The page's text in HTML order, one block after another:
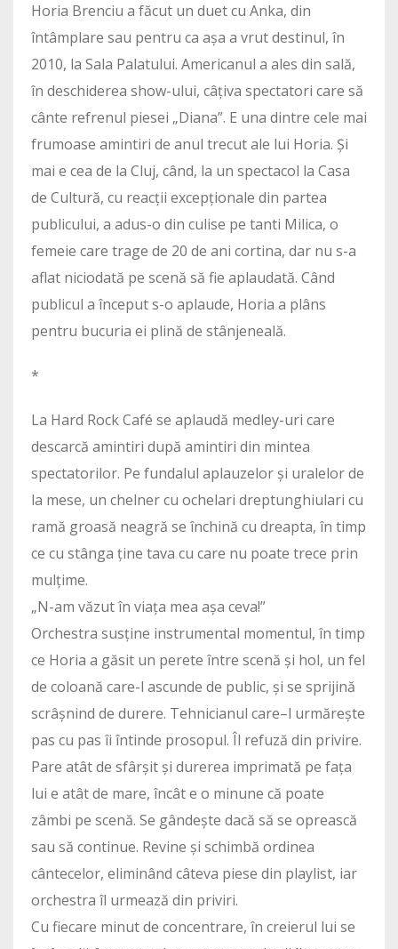
Horia Brenciu a făcut un duet cu Anka, din
întâmplare sau pentru ca așa a vrut destinul, în
2010, la Sala Palatului. Americanul a ales din sală,
în deschiderea show-ului, câțiva spectatori care să
cânte refrenul piesei „Diana”. E una dintre cele mai
frumoase amintiri de anul trecut ale lui Horia. Și
mai e cea de la Cluj, când, la un spectacol la Casa
de Cultură, cu reacții excepționale din partea
publicului, a adus-o din culise pe tanti Milica, o
femeie care trage de 20 de ani cortina, dar nu s-a
aflat niciodată pe scenă să fie aplaudată. Când
publicul a început s-o aplaude, Horia a plâns
pentru bucuria ei plină de stânjeneală.
*
La Hard Rock Café se aplaudă medley-uri care
descarcă amintiri după amintiri din mintea
spectatorilor. Pe fundalul aplauzelor și uralelor de
la mese, un chelner cu ochelari dreptunghiulari cu
ramă groasă neagră se închină cu dreapta, în timp
ce cu stânga ține tava cu care nu poate trece prin
mulțime.
„N-am văzut în viața mea așa ceva!”
Orchestra susține instrumental momentul, în timp
ce Horia a găsit un perete între scenă și hol, un fel
de coloană care-l ascunde de public, și se sprijină
scrâșnind de durere. Tehnicianul care–l urmărește
pas cu pas îi întinde prosopul. Îl refuză din privire.
Pare atât de sfârșit și durerea imprimată pe fața
lui e atât de mare, încât e o minune că poate
zâmbi pe scenă. Se gândește dacă să se oprească
sau să continue. Revine și schimbă ordinea
cântecelor, eliminând câteva piese din playlist, iar
orchestra îl urmează din priviri.
Cu fiecare minut de concentrare, în creierul lui se